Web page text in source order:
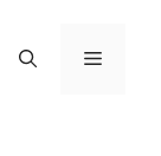
Menü